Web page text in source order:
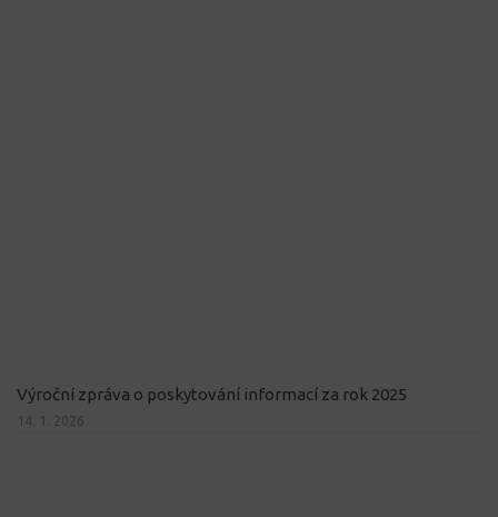
Výroční zpráva o poskytování informací za rok 2025
14. 1. 2026